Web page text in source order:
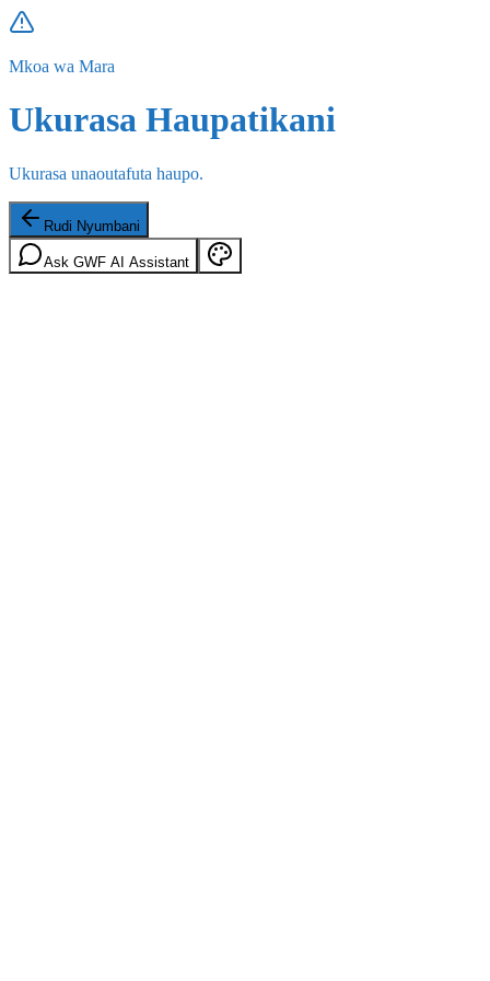
Mkoa wa Mara
Ukurasa Haupatikani
Ukurasa unaoutafuta haupo.
Rudi Nyumbani
Ask GWF AI Assistant